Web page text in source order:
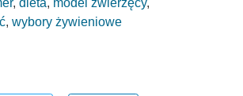
, dieta, model zwierzęcy,
, wybory żywieniowe